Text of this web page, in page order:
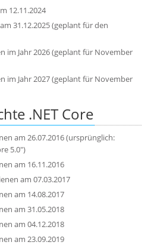
12.11.2024
31.12.2025 (geplant für den
im Jahr 2026 (geplant für November
im Jahr 2027 (geplant für November
.NET Core
am 26.07.2016 (ursprünglich:
5.0")
am 16.11.2016
am 07.03.2017
am 14.08.2017
am 31.05.2018
am 04.12.2018
am 23.09.2019